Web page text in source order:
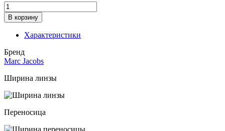
Количество
товара
Оправа
MARC
JACOBS
Marc
214
06j
В корзину
Характеристики
Бренд
Marc Jacobs
Ширина линзы
Переносица